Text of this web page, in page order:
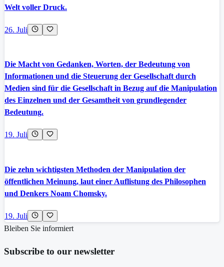
Welt voller Druck.
26. Juli
Die Macht von Gedanken, Worten, der Bedeutung von
Informationen und die Steuerung der Gesellschaft durch
Medien sind für die Gesellschaft in Bezug auf die Manipulation
des Einzelnen und der Gesamtheit von grundlegender
Bedeutung.
19. Juli
Die zehn wichtigsten Methoden der Manipulation der
öffentlichen Meinung, laut einer Auflistung des Philosophen
und Denkers Noam Chomsky.
19. Juli
Bleiben Sie informiert
Subscribe to our newsletter